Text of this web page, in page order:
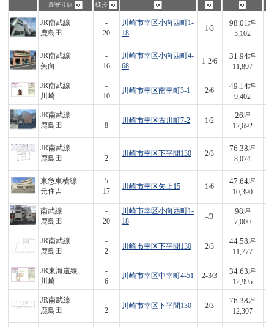
最寄り駅
徒歩
JR南武線
鹿島田
-
20
川崎市幸区小向西町1-
18
1/3
98.01坪
5,102
JR南武線
矢向
-
16
川崎市幸区小向西町4-
68
1-2/6
31.94坪
11,897
JR南武線
川崎
-
10
川崎市幸区南幸町3-1 2/6
49.14坪
9,402
JR南武線
鹿島田
-
8
川崎市幸区古川町7-2 1/2
26坪
12,692
JR南武線
鹿島田
-
2
川崎市幸区下平間130 2/3
76.38坪
8,074
東急東横線
元住吉
5
17
川崎市幸区矢上15 1/6
47.64坪
10,390
南武線
鹿島田
-
20
川崎市幸区小向西町1-
18
-/3
98坪
7,000
JR南武線
鹿島田
-
2
川崎市幸区下平間130 2/3
44.58坪
11,777
JR東海道線
川崎
-
6
川崎市幸区中幸町4-51 2-3/3
34.63坪
12,995
JR南武線
鹿島田
-
2
川崎市幸区下平間130 2/3
76.38坪
12,307